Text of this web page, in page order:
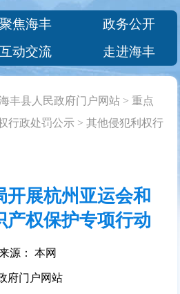
聚焦海丰
政务公开
互动交流 走进海丰
丰县人民政府门户网站 >重点
行政处罚公示 >其他侵犯利权行
开展杭州亚运会和
产权保护专项行动
源： 本网
府门户网站